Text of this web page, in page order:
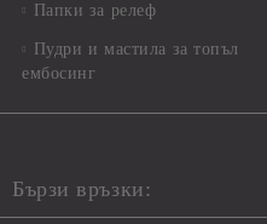
Папки за релеф
Пудри и мастила за топъл
ембосинг
Бързи връзки: